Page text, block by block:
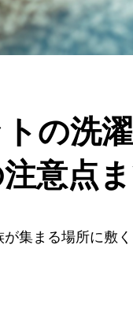
の洗
意点
が集まる場所に敷